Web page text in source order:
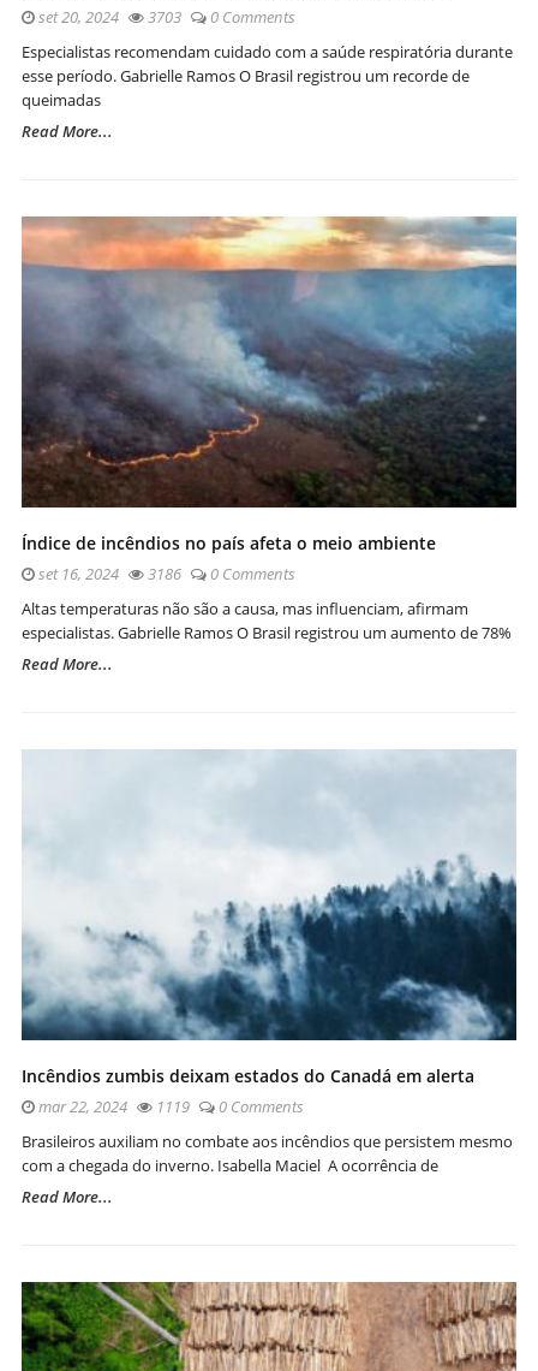
set 20, 2024 3703
0 Comments
Especialistas recomendam cuidado com a saúde respiratória durante
esse período. Gabrielle Ramos O Brasil registrou um recorde de
queimadas
Read More...
Índice de incêndios no país afeta o meio ambiente
set 16, 2024 3186
0 Comments
Altas temperaturas não são a causa, mas influenciam, afirmam
especialistas. Gabrielle Ramos O Brasil registrou um aumento de 78%
Read More...
Incêndios zumbis deixam estados do Canadá em alerta
mar 22, 2024 1119
0 Comments
Brasileiros auxiliam no combate aos incêndios que persistem mesmo
com a chegada do inverno. Isabella Maciel A ocorrência de
Read More...